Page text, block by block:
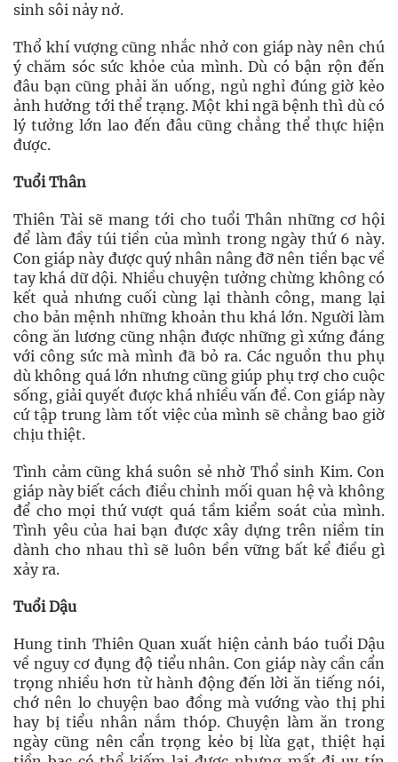
sinh sôi nảy nở.
Thổ khí vượng cũng nhắc nhở con giáp này nên chú
ý chăm sóc sức khỏe của mình. Dù có bận rộn đến
đâu bạn cũng phải ăn uống, ngủ nghỉ đúng giờ kẻo
ảnh hưởng tới thể trạng. Một khi ngã bệnh thì dù có
lý tưởng lớn lao đến đâu cũng chẳng thể thực hiện
được.
Tuổi Thân
Thiên Tài sẽ mang tới cho tuổi Thân những cơ hội
để làm đầy túi tiền của mình trong ngày thứ 6 này.
Con giáp này được quý nhân nâng đỡ nên tiền bạc về
tay khá dữ dội. Nhiều chuyện tưởng chừng không có
kết quả nhưng cuối cùng lại thành công, mang lại
cho bản mệnh những khoản thu khá lớn. Người làm
công ăn lương cũng nhận được những gì xứng đáng
với công sức mà mình đã bỏ ra. Các nguồn thu phụ
dù không quá lớn nhưng cũng giúp phụ trợ cho cuộc
sống, giải quyết được khá nhiều vấn đề. Con giáp này
cứ tập trung làm tốt việc của mình sẽ chẳng bao giờ
chịu thiệt.
Tình cảm cũng khá suôn sẻ nhờ Thổ sinh Kim. Con
giáp này biết cách điều chỉnh mối quan hệ và không
để cho mọi thứ vượt quá tầm kiểm soát của mình.
Tình yêu của hai bạn được xây dựng trên niềm tin
dành cho nhau thì sẽ luôn bền vững bất kể điều gì
xảy ra.
Tuổi Dậu
Hung tinh Thiên Quan xuất hiện cảnh báo tuổi Dậu
về nguy cơ đụng độ tiểu nhân. Con giáp này cần cẩn
trọng nhiều hơn từ hành động đến lời ăn tiếng nói,
chớ nên lo chuyện bao đồng mà vướng vào thị phi
hay bị tiểu nhân nắm thóp. Chuyện làm ăn trong
ngày cũng nên cẩn trọng kẻo bị lừa gạt, thiệt hại